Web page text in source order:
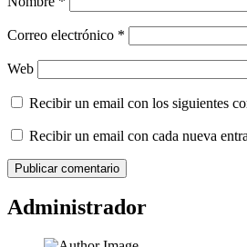
Correo electrónico *
Web
Recibir un email con los siguientes
Recibir un email con cada nueva
Administrador